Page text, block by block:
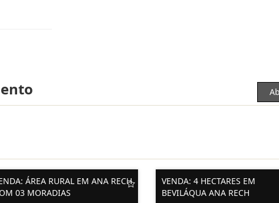
ÁREA RURAL EM ANA RECH
03 MORADIAS
VENDA: 4 HECTARES EM
BEVILÁQUA ANA RECH